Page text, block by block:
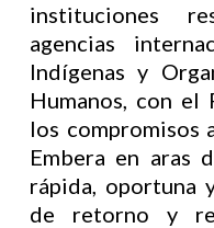
instituciones
agencias
Indígenas y
Humanos, con el
los compromisos
Embera en aras
rápida, oportuna
de retorno y